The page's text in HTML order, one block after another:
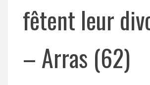
fêtent leur
– Arras (62)